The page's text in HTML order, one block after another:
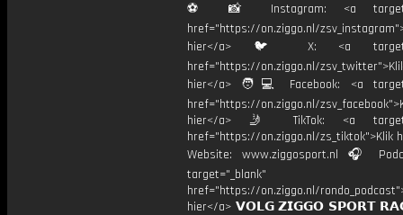
⚽️ 📸 Instagram: <a
href="https://on.ziggo.nl/
hier</a> 🐦 X: <a
href="https://on.ziggo.nl/
hier</a> 🧑💻 Facebook: <a
href="https://on.ziggo.nl/
hier</a> 🤳 TikTok: <a
href="https://on.ziggo.nl/zs_tiktok">Klik
Website: www.ziggosport.nl 🎧
target="_blank"
href="https://on.ziggo.nl/
hier</a> 𝗩𝗢𝗟𝗚 𝗭𝗜𝗚𝗚𝗢 𝗦𝗣𝗢𝗥𝗧